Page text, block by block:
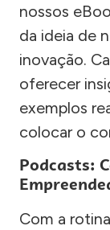
nossos
da ideia de
inovação.
oferecer
exemplos
colocar o
Podcasts:
Com a